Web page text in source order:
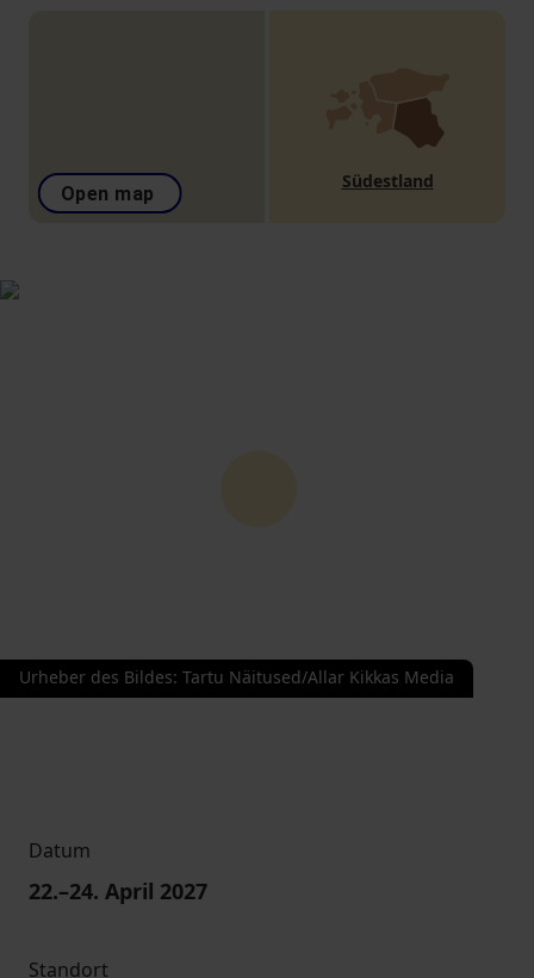
Open map
Südestland
Urheber des Bildes: Tartu Näitused/Allar Kikkas Media
Datum
22.–24. April 2027
Standort